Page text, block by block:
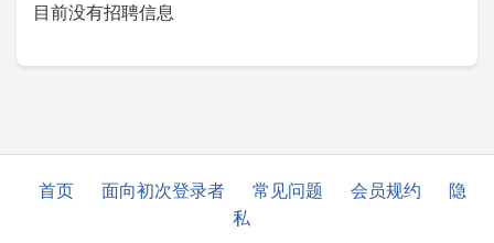
目前没有招聘信息
首页 面向初次登录者 常见问题 会员规约
隐
私